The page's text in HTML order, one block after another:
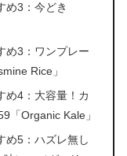
め3：今どき
め3：ワンプレー
Rice」
め4：大容量！カ
「Organic Kale」
め5：ハズレ無し